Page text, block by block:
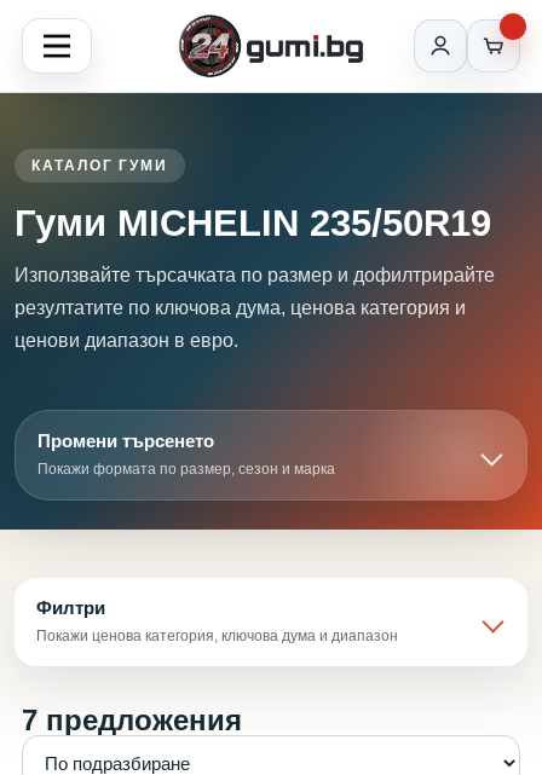
КАТАЛОГ ГУМИ
Гуми MICHELIN 235/50R19
Използвайте търсачката по размер и дофилтрирайте
резултатите по ключова дума, ценова категория и
ценови диапазон в евро.
Промени търсенето
Покажи формата по размер, сезон и марка
Филтри
Покажи ценова категория, ключова дума и диапазон
7 предложения